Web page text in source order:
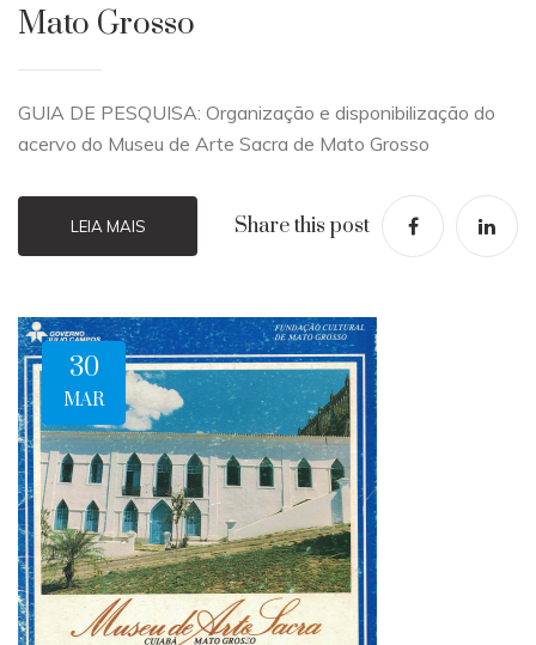
Mato Grosso
GUIA DE PESQUISA: Organização e disponibilização do
acervo do Museu de Arte Sacra de Mato Grosso
LEIA MAIS Share this post
30
MAR